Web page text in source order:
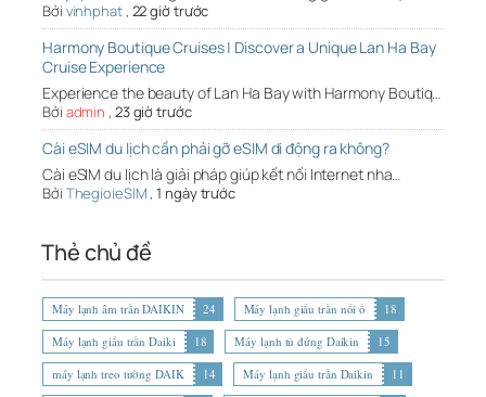
Bởi vinhphat, 22 giờ trước
Harmony Boutique Cruises | Discover a Unique Lan Ha Bay
Cruise Experience
Experience the beauty of Lan Ha Bay with Harmony Boutiq…
Bởi admin , 23 giờ trước
Cài eSIM du lịch cần phải gỡ eSIM di động ra không?
Cài eSIM du lịch là giải pháp giúp kết nối Internet nha…
Bởi ThegioieSIM,1 ngày trước
Thẻ chủ đề
Máy lạnh âm trần DAIKIN 24 Máy lạnh giấu trần nối ố
18
Máy lạnh giấu trần Daiki
18 Máy lạnh tủ đứng Daikin
15
máy lạnh treo tường DAIK
14 Máy lạnh giấu trần Daikin
11